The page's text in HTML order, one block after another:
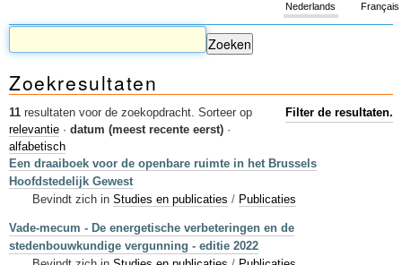
De spelregels
Stedenbouwkundige vergunning
Cartografie
Studies en publicaties
Sleutelwoorden
Stedenbouwkundige inlichtingen
Français
Nederlands
Zoekresultaten
11 resultaten voor de zoekopdracht. Filter de resultaten.
Sorteer op
relevantie · datum (meest recente eerst) ·
alfabetisch
Een draaiboek voor de openbare ruimte in het Brussels
Hoofdstedelijk Gewest
Bevindt zich in Studies en publicaties / Publicaties
Vade-mecum - De energetische verbeteringen en de
stedenbouwkundige vergunning - editie 2022